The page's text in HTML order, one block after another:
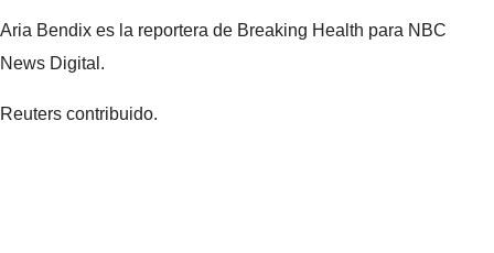
Aria Bendix es la reportera de Breaking Health para NBC
News Digital.
Reuters contribuido.